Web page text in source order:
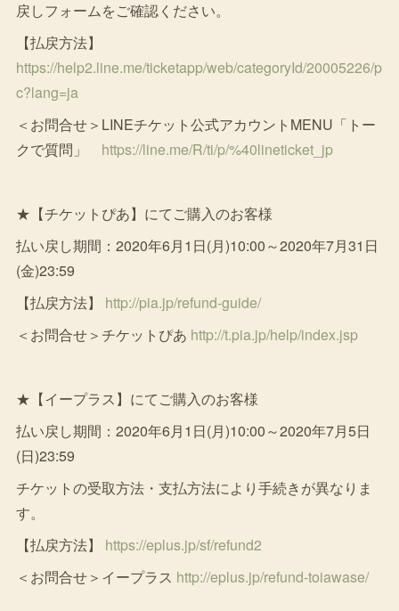
戻しフォームをご確認ください。
【払戻方法】
https://help2.line.me/ticketapp/web/categoryId/20005226/p
c?lang=ja
＜お問合せ＞LINEチケット公式アカウントMENU「トー
クで質問」 https://line.me/R/ti/p/%40lineticket_jp
★【チケットぴあ】にてご購入のお客様
払い戻し期間：2020年6月1日(月)10:00～2020年7月31日
(金)23:59
【払戻方法】 http://pia.jp/refund-guide/
＜お問合せ＞チケットぴあ http://t.pia.jp/help/index.jsp
★【イープラス】にてご購入のお客様
払い戻し期間：2020年6月1日(月)10:00～2020年7月5日
(日)23:59
チケットの受取方法・支払方法により手続きが異なりま
す。
【払戻方法】 https://eplus.jp/sf/refund2
＜お問合せ＞イープラス http://eplus.jp/refund-toiawase/